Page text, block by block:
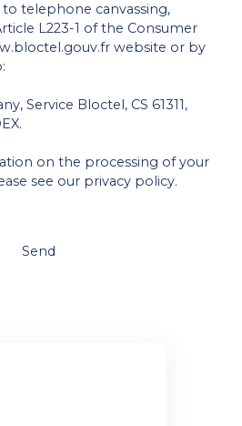
telephone canvassing,
L223-1 of the Consumer
website or by
Service Bloctel, CS 61311,
on the processing of your
see our privacy policy.
Send